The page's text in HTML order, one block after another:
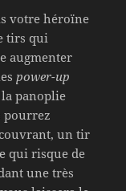
votre héroïne
tirs qui
augmenter
power-up
panoplie
pourrez
un tir
qui risque de
une très